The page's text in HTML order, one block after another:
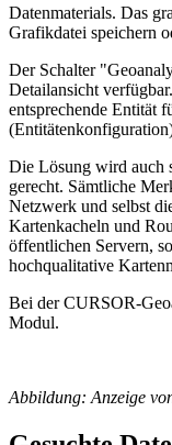
Datenmaterials. Das
Grafikdatei speichern
Der Schalter
Detailansicht
entsprechende Entität
Die Lösung wird auch
gerecht. Sämtliche
Netzwerk und selbst
Kartenkacheln und
öffentlichen Servern,
hochqualitative
Bei der CURSOR-
Modul.
Abbildung: Anzeige